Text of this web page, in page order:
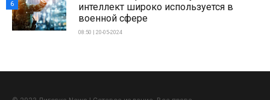
интеллект широко используется в
военной сфере
08:50 | 20-05-2024
6